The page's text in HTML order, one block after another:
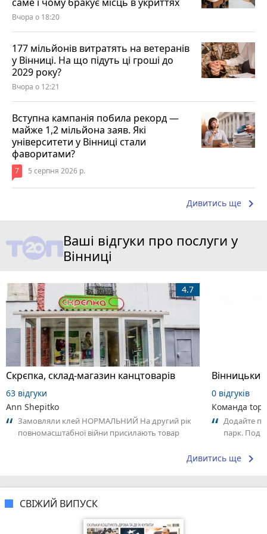
саме і чому бракує місць в укриттях
Вчора о 18:20
177 мільйонів витратять на ветеранів
у Вінниці. На що підуть ці гроші до
2029 року?
Вчора о 12:21
Вступна кампанія побила рекорд —
майже 1,2 мільйона заяв. Які
університети у Вінниці стали
фаворитами?
7 5 серпня 2026 р.
Дивитись ще keyboard_arrow_right
Ваші відгуки про послуги у
Вінниці
Скрєпка, склад-магазин канцтоварів
4.7
63 відгуки
Ann Shepitko
Замовляли клей НОРМАЛЬНИЙ На другий рік
повномасштабної війни присилають товар
0 відгуків
Команда
Додайте
парк.
Дивитись ще keyboard_arrow_right
СВІЖИЙ ВИПУСК